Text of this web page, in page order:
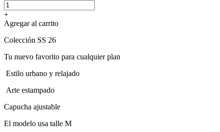
+
Agregar al carrito
Colección SS 26
Tu nuevo favorito para cualquier plan
Estilo urbano y relajado
Arte estampado
Capucha ajustable
El modelo usa talle M